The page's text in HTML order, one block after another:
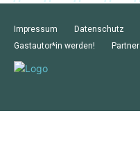
Impressum Datenschutz
Gastautor*in werden!